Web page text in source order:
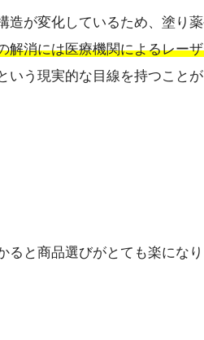
が変化しているため、塗り
解消には医療機関によるレー
う現実的な目線を持つこと
と商品選びがとても楽にな